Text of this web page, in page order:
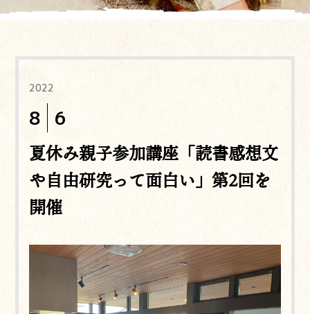
2022
8 6
夏休み親子参加講座「読書感想文
や自由研究って面白い」第2回を
開催